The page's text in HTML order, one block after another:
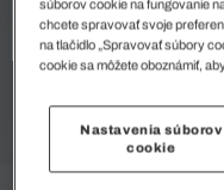
súborov cookie na fungovanie
chcete spravovať svoje
na tlačidlo „Spravovať súbory
cookie sa môžete oboznámiť,
Nastavenia súborov
cookie